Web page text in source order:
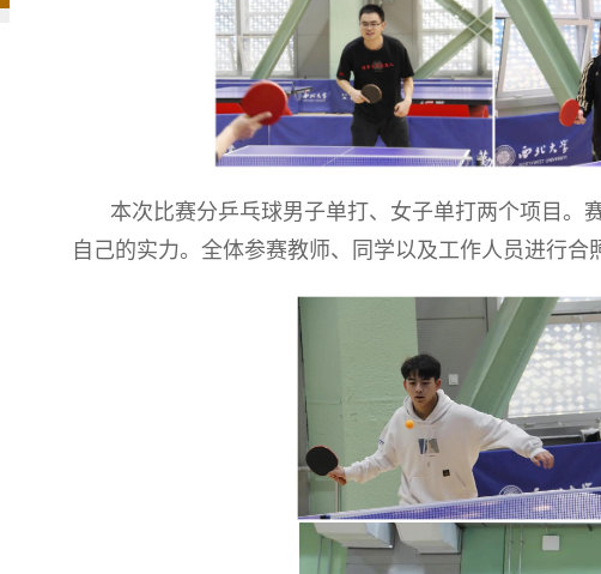
本次比赛分乒乓球男子单打、女子单打两个项目。
自己的实力。全体参赛教师、同学以及工作人员进行合